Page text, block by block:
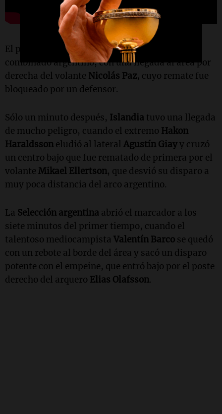
El primer acercamiento del partido fue del
combinado argentino, con una llegada al área por
derecha del volante Nicolás Paz, cuyo remate fue
bloqueado por un defensor.
Sólo un minuto después, Islandia tuvo una llegada
de mucho peligro, cuando el extremo Hakon
Haraldsson eludió al lateral Agustín Giayy cruzó
un centro bajo que fue rematado de primera por el
volante Mikael Ellertson, que desvió su disparo a
muy poca distancia del arco argentino.
La Selección argentina abrió el marcador a los
siete minutos del primer tiempo, cuando el
talentoso mediocampista Valentín Barco se quedó
con un rebote al borde del área y sacó un disparo
potente con el empeine, que entró bajo por el poste
derecho del arquero Elias Olafsson.